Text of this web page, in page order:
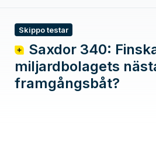
Skippo testar
Saxdor 340:
miljardbolagets
framgångsbåt?